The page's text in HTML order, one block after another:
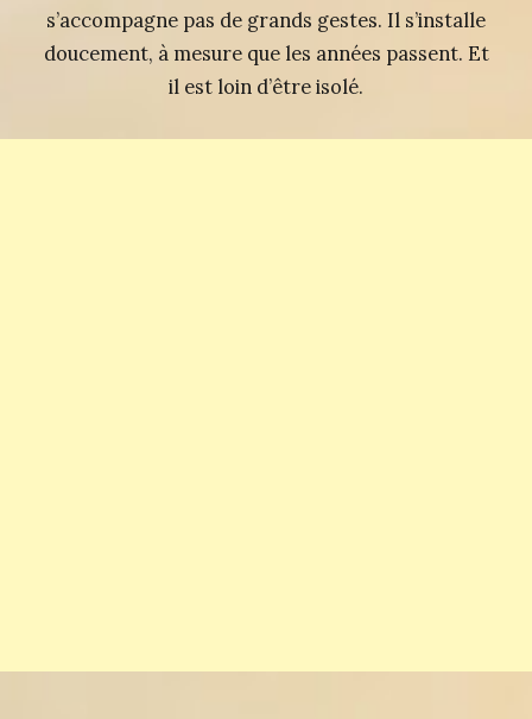
s’accompagne pas de grands gestes. Il s’installe
doucement, à mesure que les années passent. Et
il est loin d’être isolé.